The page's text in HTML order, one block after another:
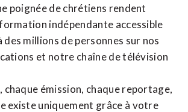
poignée de chrétiens rendent
indépendante accessible
millions de personnes sur nos
et notre chaîne de télévision
chaque émission, chaque reportage,
existe uniquement grâce à votre